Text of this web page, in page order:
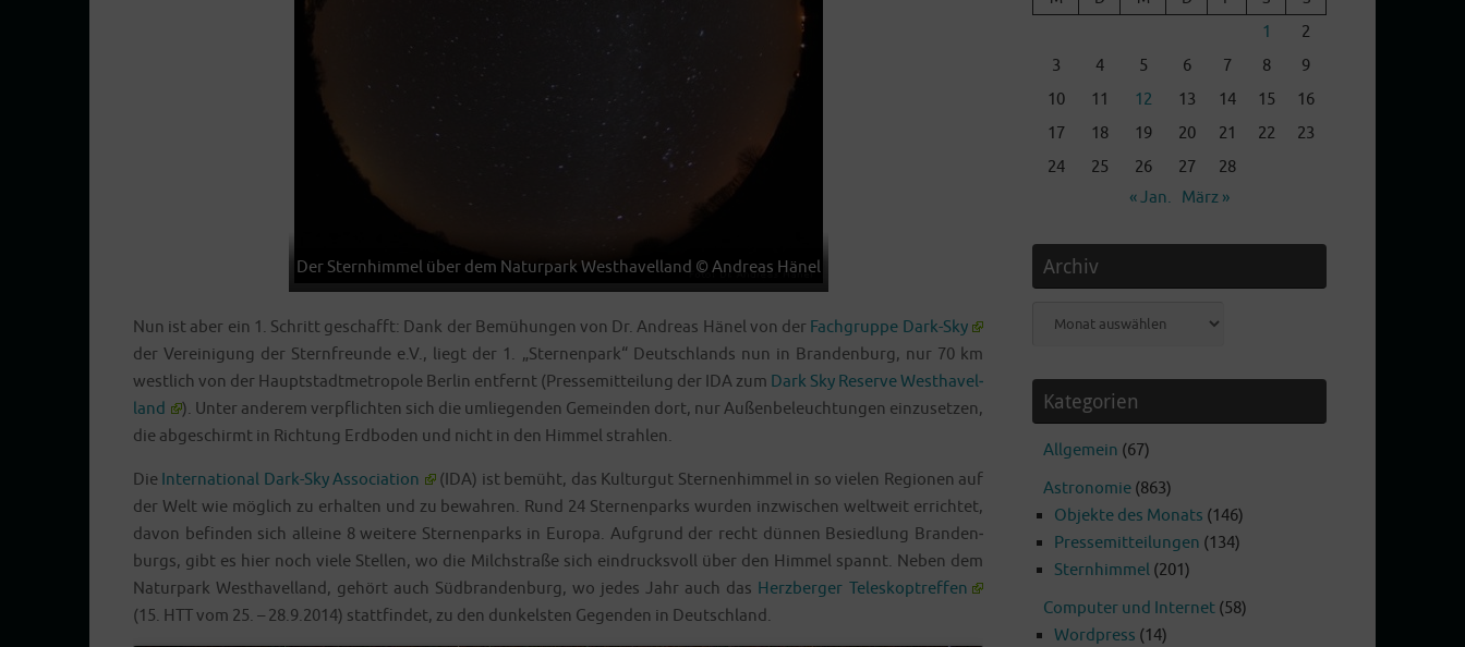
Der Stern­him­mel über dem Natur­park West­ha­vel­land © Andre­as Hänel
Nun ist aber ein 1. Schritt geschafft: Dank der Bemü­hun­gen von Dr. Andre­as Hänel von der Fach­grup­pe Dark-Sky
der Ver­ei­ni­gung der Stern­freun­de e.V., liegt der 1. „Ster­nen­park“ Deutsch­lands nun in Bran­den­burg, nur 70 km
west­lich von der Haupt­stadt­me­tro­po­le Ber­lin ent­fernt (Pres­se­mit­tei­lung der IDA zum Dark Sky Reser­ve West­ha­vel­
land
). Unter ande­rem ver­pflich­ten sich die umlie­gen­den Gemein­den dort, nur Außen­be­leuch­tun­gen ein­zu­set­zen,
die abge­schirmt in Rich­tung Erd­bo­den und nicht in den Him­mel strahlen.
Die Inter­na­tio­nal Dark-Sky Asso­cia­ti­on
(IDA) ist bemüht, das Kul­tur­gut Ster­nen­him­mel in so vie­len Regio­nen auf
der Welt wie mög­lich zu erhal­ten und zu bewah­ren. Rund 24 Ster­nen­parks wur­den inzwi­schen welt­weit errich­tet,
davon befin­den sich allei­ne 8 wei­te­re Ster­nen­parks in Euro­pa. Auf­grund der recht dün­nen Besied­lung Bran­den­
burgs, gibt es hier noch vie­le Stel­len, wo die Milch­stra­ße sich ein­drucks­voll über den Him­mel spannt. Neben dem
Natur­park West­ha­vel­land, gehört auch Süd­bran­den­burg, wo jedes Jahr auch das Herz­ber­ger Tele­s­kop­tref­fen
(15. HTT vom 25. – 28.9.2014) statt­fin­det, zu den dun­kels­ten Gegen­den in Deutschland.
1
2
3
4 5 6 7 8
9
10
11 12 13 14 15
16
17
18 19 20 21 22
23
24
25 26 27
28
« Jan. März »
Archiv
Kategorien
Allgemein (67)
Astronomie (863)
Objekte des Monats (146)
Pressemitteilungen (134)
Sternhimmel (201)
Computer und Internet (58)
Wordpress (14)